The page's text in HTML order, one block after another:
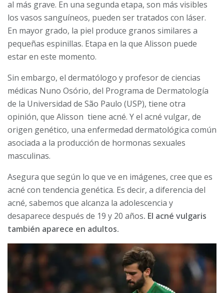
al más grave. En una segunda etapa, son más visibles
los vasos sanguíneos, pueden ser tratados con láser.
En mayor grado, la piel produce granos similares a
pequeñas espinillas. Etapa en la que Alisson puede
estar en este momento.
Sin embargo, el dermatólogo y profesor de ciencias
médicas Nuno Osório, del Programa de Dermatología
de la Universidad de São Paulo (USP), tiene otra
opinión, que Alisson tiene acné. Y el acné vulgar, de
origen genético, una enfermedad dermatológica común
asociada a la producción de hormonas sexuales
masculinas.
Asegura que según lo que ve en imágenes, cree que es
acné con tendencia genética. Es decir, a diferencia del
acné, sabemos que alcanza la adolescencia y
desaparece después de 19 y 20 años. El acné vulgaris
también aparece en adultos.